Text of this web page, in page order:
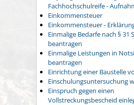
Fachhochschulreife -
Einkommensteuer
Einkommensteuer -
Einmalige Bedarfe nach § 31
beantragen
Einmalige Leistungen in
beantragen
Einrichtung einer Baustelle
Einschulungsuntersuchung
Einspruch gegen einen
Vollstreckungsbescheid